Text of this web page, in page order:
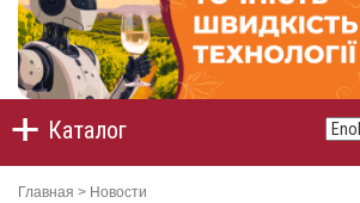
Каталог
Главная > Новости